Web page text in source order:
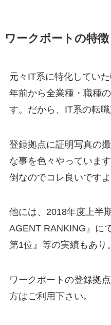
ワークポートの特徴
元々IT系に特化してい
年前から全業種・職種
す。だから、IT系の転職
登録拠点に証明写真の
な事を色々やっていま
倒なのでコレ良いですよ
他には、2018年度上半
AGENT RANKING』に
第1位』等の実績もあり。
ワークポートの登録拠
方はご利用下さい。